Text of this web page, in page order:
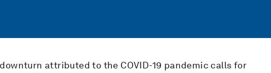
attributed to the COVID-19 pandemic calls for